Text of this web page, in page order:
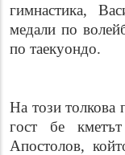
гимнастика,
медали по
по таекуондо.
На този толкова
гост бе
Апостолов,